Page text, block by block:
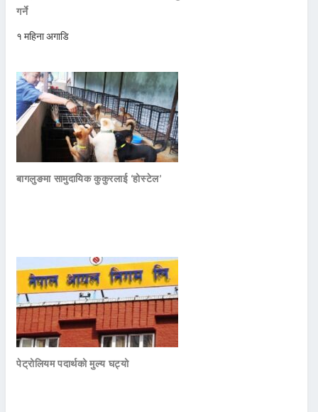
गर्ने
१ महिना अगाडि
बागलुङमा सामुदायिक कुकुरलाई ‘होस्टेल’
पेट्रोलियम पदार्थको मुल्य घट्यो